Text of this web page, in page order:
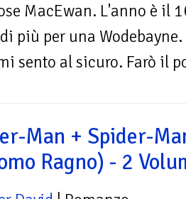
MacEwan. L'anno è il
più per una
sento al sicuro. Farò il
Man + Spider-
Ragno) - 2